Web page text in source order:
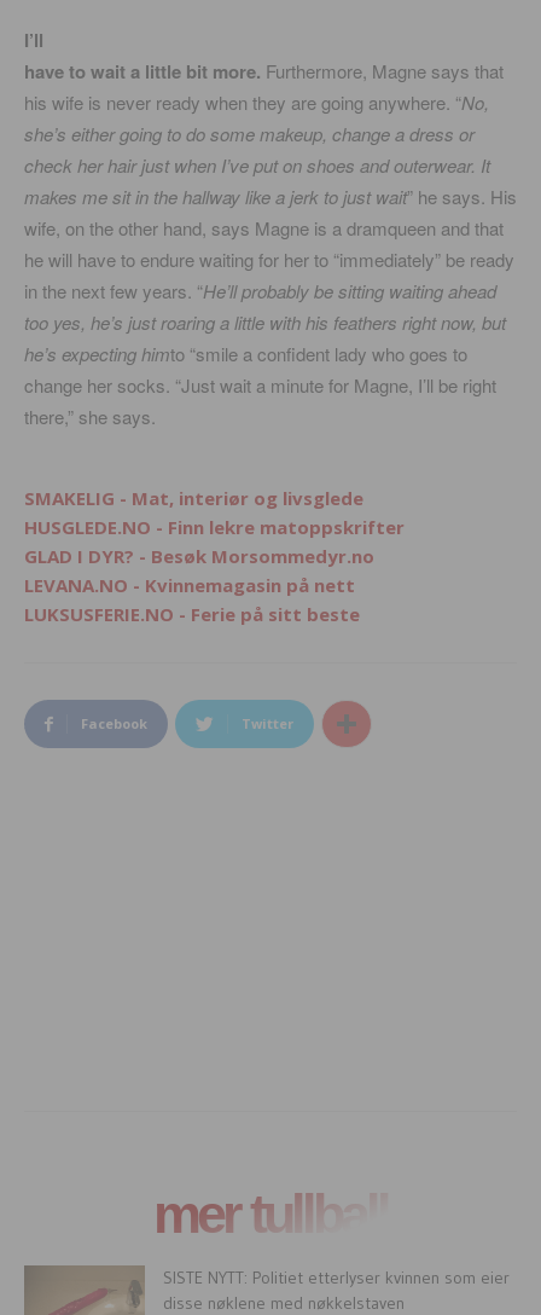
I’ll
have to wait a little bit more. Furthermore, Magne says that
his wife is never ready when they are going anywhere. “No,
she’s either going to do some makeup, change a dress or
check her hair just when I’ve put on shoes and outerwear. It
makes me sit in the hallway like a jerk to just wait” he says. His
wife, on the other hand, says Magne is a dramqueen and that
he will have to endure waiting for her to “immediately” be ready
in the next few years. “He’ll probably be sitting waiting ahead
too yes, he’s just roaring a little with his feathers right now, but
he’s expecting himto “smile a confident lady who goes to
change her socks. “Just wait a minute for Magne, I’ll be right
there,” she says.
SMAKELIG - Mat, interiør og livsglede
HUSGLEDE.NO - Finn lekre matoppskrifter
GLAD I DYR? - Besøk Morsommedyr.no
LEVANA.NO - Kvinnemagasin på nett
LUKSUSFERIE.NO - Ferie på sitt beste
Facebook Twitter
mer tullball
SISTE NYTT: Politiet etterlyser kvinnen som eier
disse nøklene med nøkkelstaven